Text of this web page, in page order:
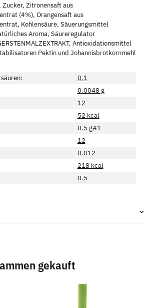
Zucker, Zitronensaft aus
(4%), Orangensaft aus
Kohlensäure, Säuerungsmittel
Aroma, Säureregulator
Antioxidationsmittel
Pektin und Johannisbrotkornmehl
0.1
0.0048 g
12
52 kcal
0.5 g#1
12
0.012
218 kcal
0.5
gekauft